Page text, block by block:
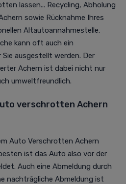
lassen... Recycling, Abholung
sowie Rücknahme Ihres
Altautoannahmestelle.
kann oft auch ein
ausgestellt werden. Der
Achern ist dabei nicht nur
umweltfreundlich.
verschrotten Achern
Auto Verschrotten Achern
ist das Auto also vor der
Auch eine Abmeldung durch
nachträgliche Abmeldung ist